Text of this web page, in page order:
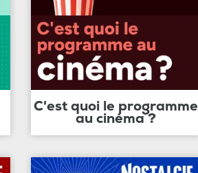
C'est quoi le programme
au cinéma ?